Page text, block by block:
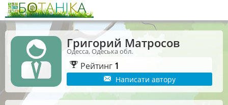
Григорий Матросов
Одесса, Одеська обл.
Рейтинг 1
Написати автору